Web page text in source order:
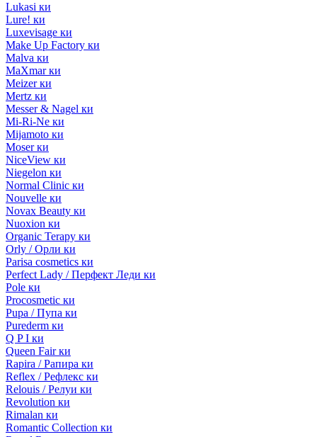
Lukasi ки
Lure! ки
Luxevisage ки
Make Up Factory ки
Malva ки
MaXmar ки
Meizer ки
Mertz ки
Messer & Nagel ки
Mi-Ri-Ne ки
Mijamoto ки
Moser ки
NiceView ки
Niegelon ки
Normal Clinic ки
Nouvelle ки
Novax Beauty ки
Nuoxion ки
Organic Terapy ки
Orly / Орли ки
Parisa cosmetics ки
Perfect Lady / Перфект Леди ки
Pole ки
Procosmetic ки
Pupa / Пупа ки
Purederm ки
Q P I ки
Queen Fair ки
Rapira / Рапира ки
Reflex / Рефлекс ки
Relouis / Релуи ки
Revolution ки
Rimalan ки
Romantic Collection ки